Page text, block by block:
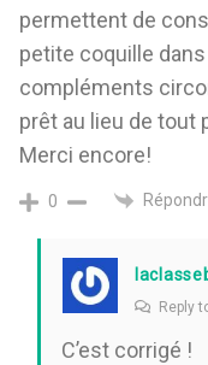
permettent de
petite coquille dans
compléments
prêt au lieu de tout
Merci encore!
0
Reply
C’est corrigé !